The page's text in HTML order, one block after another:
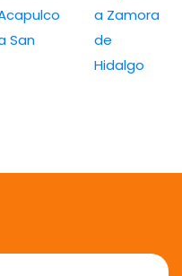
San
a Zamora
de
Hidalgo